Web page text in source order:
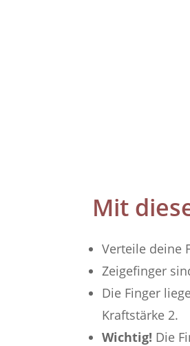
Mit
Verteile deine
Zeigefinger
Die Finger
Kraftstärke 2.
Wichtig! Die